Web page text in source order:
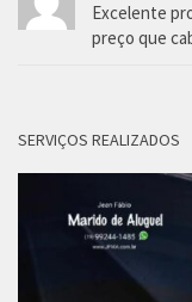
Excelente
preço que
SERVIÇOS REALIZADOS